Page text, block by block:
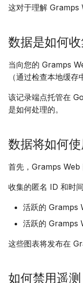
这对于理解 Gramps
数据是如何收
当向您的 Gramps
（通过检查本地缓
该记录端点托管在
是如何处理的。
数据将如何使
首先，Gramps Web
收集的匿名 ID 和时
活跃的 Gramps
活跃的 Gramps
这些图表将发布在
如何禁用遥测